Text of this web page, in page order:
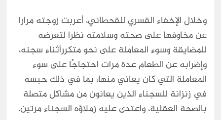
وخلال الإخفاء القسري للقحطاني، أعربت زوجته مرارا
عن مخاوفها على صحته وسلامته نظرا لتعرضه
للمضايقة وسوء المعاملة على نحو متكررأثناء سجنه،
وإضرابه عن الطعام عدة مرات احتجاجًا على سوء
المعاملة التي كان يعاني منها، بما في ذلك حبسه
في زنزانة للسجناء الذين يعانون من مشاكل متصلة
بالصحة العقلية، واعتدى عليه زملاؤه السجناء مرتين.